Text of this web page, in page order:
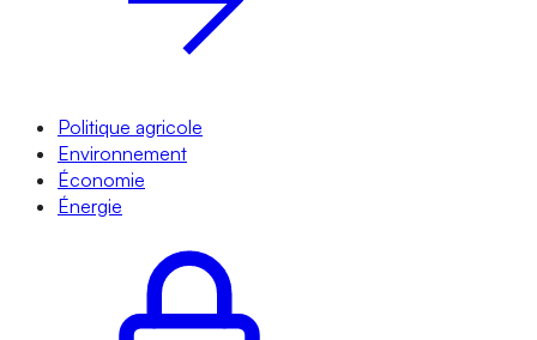
Politique agricole
Environnement
Économie
Énergie